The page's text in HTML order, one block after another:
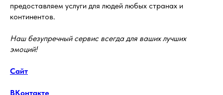
предоставляем услуги для людей любых странах и
континентов.
Наш безупречный сервис всегда для ваших лучших
эмоций!
Сайт
ВКонтакте